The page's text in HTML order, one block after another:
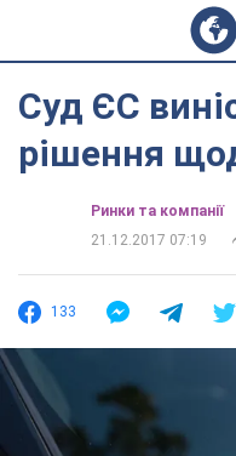
Суд ЄС
рішення
Ринки та компанії
21.12.2017 07:19
133